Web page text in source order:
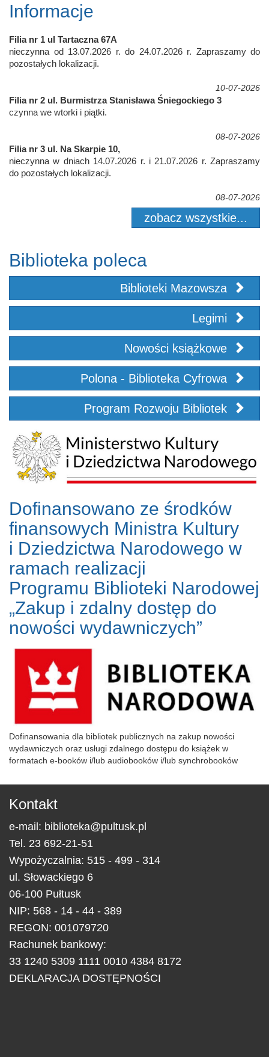
Informacje
Filia nr 1 ul Tartaczna 67A
nieczynna od 13.07.2026 r. do 24.07.2026 r. Zapraszamy do
pozostałych lokalizacji.
10-07-2026
Filia nr 2 ul. Burmistrza Stanisława Śniegockiego 3
czynna we wtorki i piątki.
08-07-2026
Filia nr 3 ul. Na Skarpie 10,
nieczynna w dniach 14.07.2026 r. i 21.07.2026 r. Zapraszamy
do pozostałych lokalizacji.
08-07-2026
zobacz wszystkie...
Biblioteka poleca
Biblioteki Mazowsza
Legimi
Nowości książkowe
Polona - Biblioteka Cyfrowa
Program Rozwoju Bibliotek
Dofinansowano ze środków
finansowych Ministra Kultury
i Dziedzictwa Narodowego w
ramach realizacji
Programu Biblioteki Narodowej
„Zakup i zdalny dostęp do
nowości wydawniczych”
Dofinansowania dla bibliotek publicznych na zakup nowości
wydawniczych oraz usługi zdalnego dostępu do książek w
formatach e-booków i/lub audiobooków i/lub synchrobooków
Kontakt
e-mail: biblioteka@pultusk.pl
Tel. 23 692-21-51
Wypożyczalnia: 515 - 499 - 314
ul. Słowackiego 6
06-100 Pułtusk
NIP: 568 - 14 - 44 - 389
REGON: 001079720
Rachunek bankowy:
33 1240 5309 1111 0010 4384 8172
DEKLARACJA DOSTĘPNOŚCI